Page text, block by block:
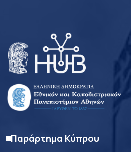
Παράρτημα Κύπρου